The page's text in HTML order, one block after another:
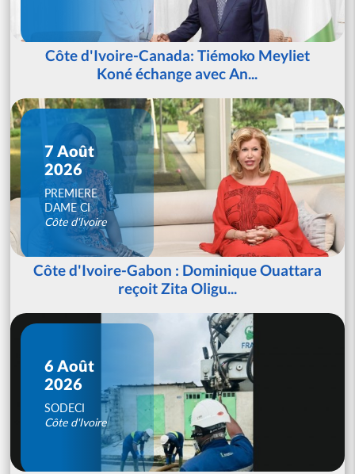
Côte d'Ivoire-Canada: Tiémoko Meyliet
Koné échange avec An...
7 Août
2026
PREMIERE
DAME CI
Côte d'Ivoire
Côte d'Ivoire-Gabon : Dominique Ouattara
reçoit Zita Oligu...
6 Août
2026
SODECI
Côte d'Ivoire